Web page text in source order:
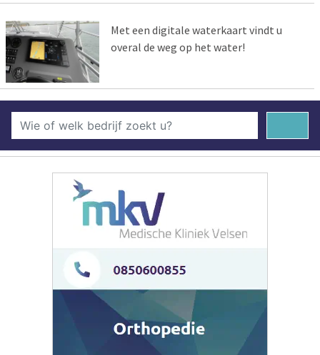
Met een digitale waterkaart vindt u
overal de weg op het water!